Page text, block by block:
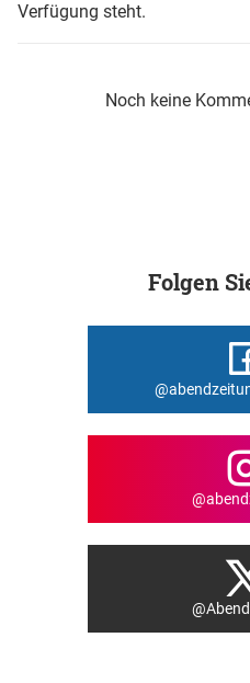
Verfügung steht.
Noch keine
Folgen